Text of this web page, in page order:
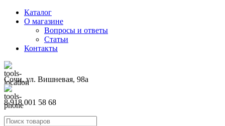
Каталог
О магазине
Вопросы и ответы
Статьи
Контакты
Сочи, ул. Вишневая, 98а
8 918 001 58 68